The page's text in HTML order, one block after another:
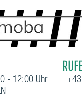
- 12:00 Uhr